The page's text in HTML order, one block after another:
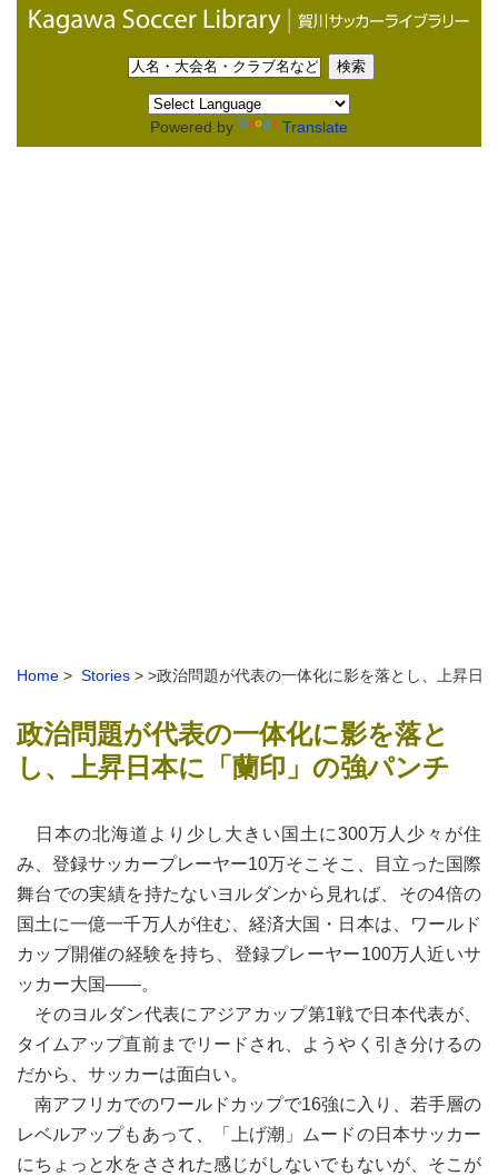
Powered by Translate
Home > Stories > >政治問題が代表の一体化に影を落とし、上昇日
政治問題が代表の一体化に影を落と
し、上昇日本に「蘭印」の強パンチ
日本の北海道より少し大きい国土に300万人少々が住
み、登録サッカープレーヤー10万そこそこ、目立った国際
舞台での実績を持たないヨルダンから見れば、その4倍の
国土に一億一千万人が住む、経済大国・日本は、ワールド
カップ開催の経験を持ち、登録プレーヤー100万人近いサ
ッカー大国――。
そのヨルダン代表にアジアカップ第1戦で日本代表が、
タイムアップ直前までリードされ、ようやく引き分けるの
だから、サッカーは面白い。
南アフリカでのワールドカップで16強に入り、若手層の
レベルアップもあって、「上げ潮」ムードの日本サッカー
にちょっと水をさされた感じがしないでもないが、そこが